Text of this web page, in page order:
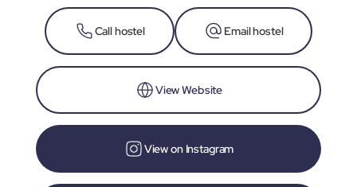
Call hostel Email hostel
View Website
View on Instagram